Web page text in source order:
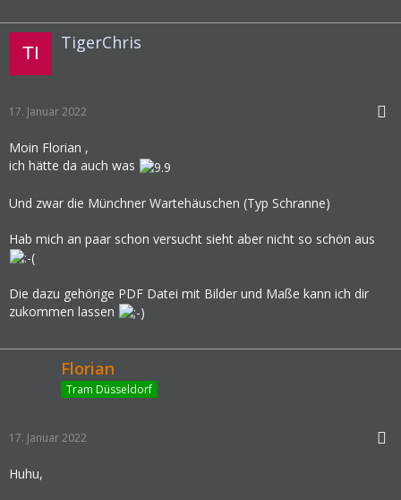
TigerChris
17. Januar 2022
Moin Florian ,
ich hätte da auch was
Und zwar die Münchner Wartehäuschen (Typ Schranne)
Hab mich an paar schon versucht sieht aber nicht so schön aus
Die dazu gehörige PDF Datei mit Bilder und Maße kann ich dir
zukommen lassen
Florian
Tram Düsseldorf
17. Januar 2022
Huhu,